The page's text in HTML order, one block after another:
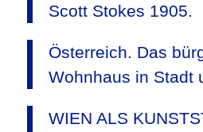
Scott Stokes 1905.
Österreich. Das
Wohnhaus in Stadt
WIEN ALS